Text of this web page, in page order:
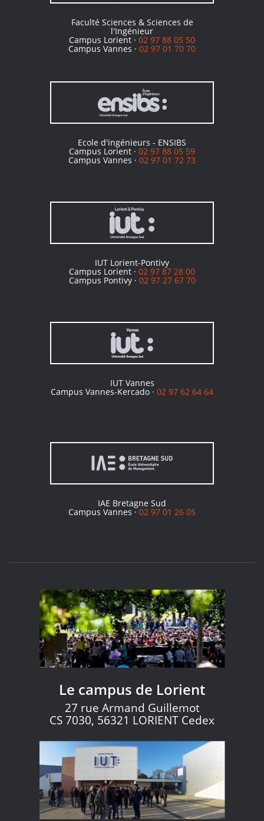
Faculté Sciences & Sciences de
l'Ingénieur
Campus Lorient · 02 97 88 05 50
Campus Vannes · 02 97 01 70 70
Ecole d'ingénieurs - ENSIBS
Campus Lorient · 02 97 88 05 59
Campus Vannes · 02 97 01 72 73
IUT Lorient-Pontivy
Campus Lorient · 02 97 87 28 00
Campus Pontivy · 02 97 27 67 70
IUT Vannes
Campus Vannes-Kercado · 02 97 62 64 64
IAE Bretagne Sud
Campus Vannes ·02 97 01 26 05
Le campus de Lorient
27 rue Armand Guillemot
CS 7030, 56321 LORIENT Cedex